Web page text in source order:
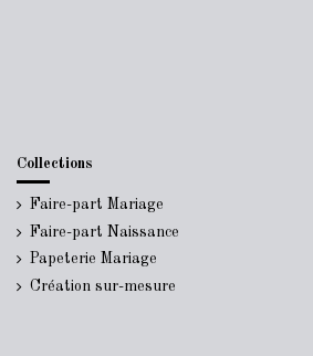
Collections
Faire-part Mariage
Faire-part Naissance
Papeterie Mariage
Création sur-mesure